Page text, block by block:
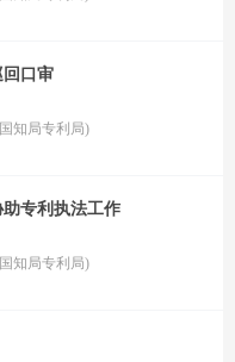
回口审
知局专利局)
专利执法工作
知局专利局)